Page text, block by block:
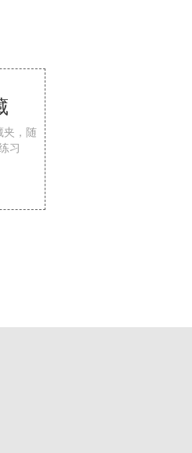
夹，随
习